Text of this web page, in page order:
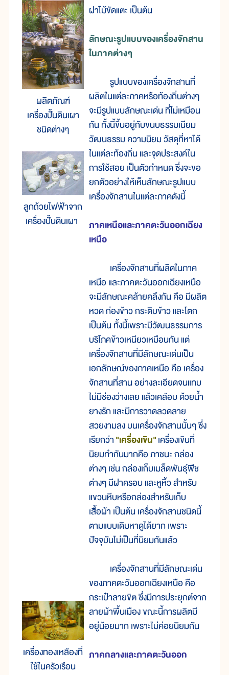
ผลิตภัณฑ์
เครื่องปั้นดินเผา
ชนิดต่างๆ
ลูกถ้วยไฟฟ้าจาก
เครื่องปั้นดินเผา
เครื่องทองเหลืองที่
ใช้ในครัวเรือน
ฝาไม้ขัดแตะ เป็นต้น
ลักษณะรูปแบบของเครื่องจักสาน
ในภาคต่างๆ
รูปแบบของเครื่องจักสานที่
ผลิตในแต่ละภาคหรือท้องถิ่นต่างๆ
จะมีรูปแบบลักษณะเด่น ที่ไม่เหมือน
กัน ทั้งนี้ขึ้นอยู่กับขนบธรรมเนียม
วัฒนธรรม ความนิยม วัสดุที่หาได้
ในแต่ละท้องถิ่น และจุดประสงค์ใน
การใช้สอย เป็นตัวกำหนด ซึ่งจะขอ
ยกตัวอย่างให้เห็นลักษณะรูปแบบ
เครื่องจักสานในแต่ละภาคดังนี้
ภาคเหนือและภาคตะวันออกเฉียง
เหนือ
เครื่องจักสานที่ผลิตในภาค
เหนือ และภาคตะวันออกเฉียงเหนือ
จะมีลักษณะคล้ายคลึงกัน คือ มีผลิต
หวด ก่องข้าว กระติบข้าว และโตก
เป็นต้น ทั้งนี้เพราะมีวัฒนธรรมการ
บริโภคข้าวเหนียวเหมือนกัน แต่
เครื่องจักสานที่มีลักษณะเด่นเป็น
เอกลักษณ์ของภาคเหนือ คือ เครื่อง
จักสานที่สาน อย่างละเอียดจนแทบ
ไม่มีช่องว่างเลย แล้วเคลือบ ด้วยน้ำ
ยางรัก และมีการวาดลวดลาย
สวยงามลง บนเครื่องจักสานนั้นๆ ซึ่ง
เรียกว่า"เครื่องเขิน"เครื่องเขินที่
นิยมทำกันมากคือ ภาชนะ กล่อง
ต่างๆ เช่น กล่องเก็บเมล็ดพันธุ์พืช
ต่างๆ มีฝาครอบ และหูหิ้ว สำหรับ
แขวนหีบหรือกล่องสำหรับเก็บ
เสื้อผ้า เป็นต้น เครื่องจักสานชนิดนี้
ตามแบบเดิมหาดูได้ยาก เพราะ
ปัจจุบันไม่เป็นที่นิยมกันแล้ว
เครื่องจักสานที่มีลักษณะเด่น
ของภาคตะวันออกเฉียงเหนือ คือ
กระเป๋าลายขิต ซึ่งมีการประยุกต์จาก
ลายผ้าพื้นเมือง ขณะนี้การผลิตมี
อยู่น้อยมาก เพราะไม่ค่อยนิยมกัน
ภาคกลางและภาคตะวันออก